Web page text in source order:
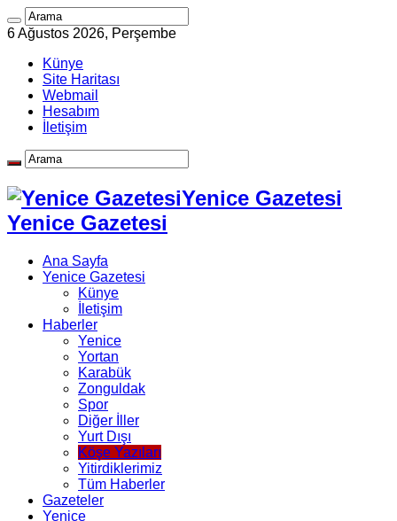
6 Ağustos 2026, Perşembe
Künye
Site Haritası
Webmail
Hesabım
İletişim
Yenice Gazetesi
Yenice Gazetesi
Ana Sayfa
Yenice Gazetesi
Künye
İletişim
Haberler
Yenice
Yortan
Karabük
Zonguldak
Spor
Diğer İller
Yurt Dışı
Köşe Yazıları
Yitirdiklerimiz
Tüm Haberler
Gazeteler
Yenice